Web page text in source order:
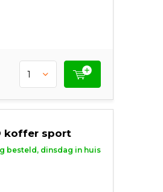
koffer sport
besteld, dinsdag in huis